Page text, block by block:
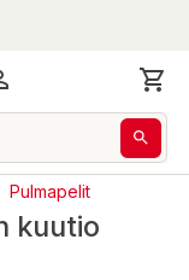
Pulmapelit
kuutio